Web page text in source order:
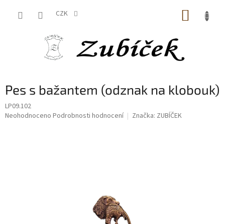
CZK
Pes s bažantem (odznak na klobouk)
LP09.102
Průměrné
Neohodnoceno Podrobnosti hodnocení Značka: ZUBÍČEK